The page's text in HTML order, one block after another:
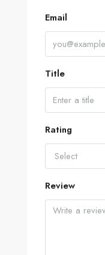
Email
Title
Rating
Select
Review